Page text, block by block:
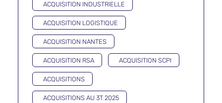
ACQUISITION INDUSTRIELLE
ACQUISITION LOGISTIQUE
ACQUISITION NANTES
ACQUISITION RSA ACQUISITION SCPI
ACQUISITIONS
ACQUISITIONS AU 3T 2025